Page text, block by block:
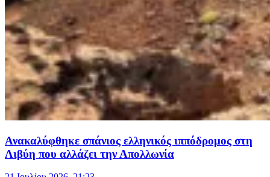
Ανακαλύφθηκε σπάνιος ελληνικός ιππόδρομος στη
Λιβύη που αλλάζει την Απολλωνία